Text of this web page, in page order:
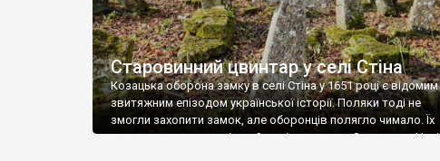
Старовинний цвинтар у селі Стіна
Козацька оборона замку в селі Стіна у 1651 році є відомим
звитяжним епізодом української історії. Поляки тоді не
змогли захопити замок, але оборонців полягло чимало. Їх
поховали на цвинтарі, який тоді називався Замковим. Нині